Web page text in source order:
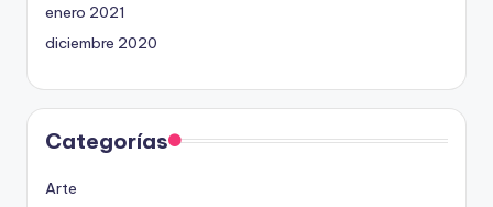
enero 2021
diciembre 2020
Categorías
Arte